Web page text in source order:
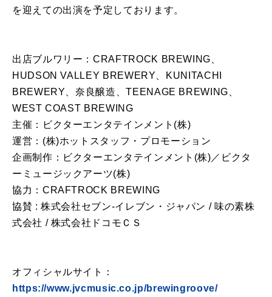
を迎えての出演を予定しております。
出店ブルワリー：CRAFTROCK BREWING、
HUDSON VALLEY BREWERY、KUNITACHI
BREWERY、奈良醸造、TEENAGE BREWING、
WEST COAST BREWING
主催：ビクターエンタテインメント(株)
運営：(株)ホットスタッフ・プロモーション
企画制作：ビクターエンタテインメント(株)／ビクタ
ーミュージックアーツ(株)
協力：CRAFTROCK BREWING
協賛 : 株式会社セブン‐イレブン・ジャパン / 味の素株
式会社 / 株式会社ドコモＣＳ
オフィシャルサイト：
https://www.jvcmusic.co.jp/brewingroove/